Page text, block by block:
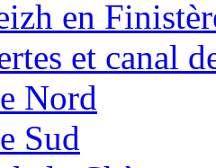
en
et canal
Nord
Sud